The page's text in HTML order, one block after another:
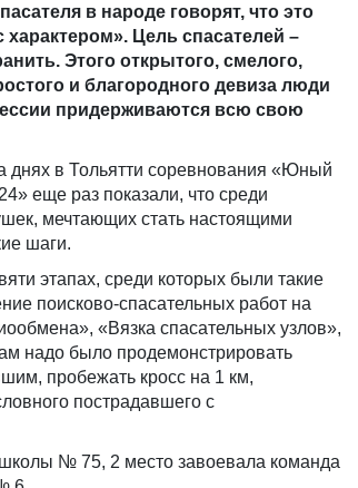
в народе говорят, что это
Цель спасателей –
Этого открытого, смелого,
и благородного девиза люди
придерживаются всю свою
в Тольятти соревнования «Юный
еще раз показали, что среди
мечтающих стать настоящими
шаги.
этапах, среди которых были такие
поисково-спасательных работ на
«Вязка спасательных узлов»,
надо было продемонстрировать
пробежать кросс на 1 км,
пострадавшего с
№ 75, 2 место завоевала команда